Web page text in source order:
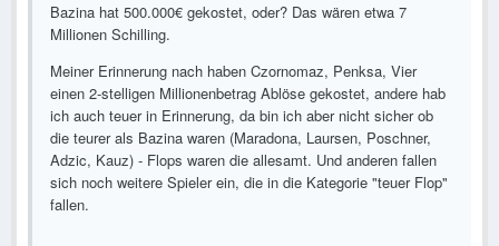
Bazina hat 500.000€ gekostet, oder? Das wären etwa 7
Millionen Schilling.
Meiner Erinnerung nach haben Czornomaz, Penksa, Vier
einen 2-stelligen Millionenbetrag Ablöse gekostet, andere hab
ich auch teuer in Erinnerung, da bin ich aber nicht sicher ob
die teurer als Bazina waren (Maradona, Laursen, Poschner,
Adzic, Kauz) - Flops waren die allesamt. Und anderen fallen
sich noch weitere Spieler ein, die in die Kategorie "teuer Flop"
fallen.